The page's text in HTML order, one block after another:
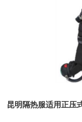
昆明隔热服适用正压